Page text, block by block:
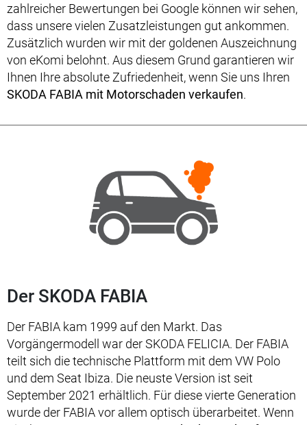
zahlreicher Bewertungen bei Google können wir sehen,
dass unsere vielen Zusatzleistungen gut ankommen.
Zusätzlich wurden wir mit der goldenen Auszeichnung
von eKomi belohnt. Aus diesem Grund garantieren wir
Ihnen Ihre absolute Zufriedenheit, wenn Sie uns Ihren
SKODA FABIA mit Motorschaden verkaufen.
Der SKODA FABIA
Der FABIA kam 1999 auf den Markt. Das
Vorgängermodell war der SKODA FELICIA. Der FABIA
teilt sich die technische Plattform mit dem VW Polo
und dem Seat Ibiza. Die neuste Version ist seit
September 2021 erhältlich. Für diese vierte Generation
wurde der FABIA vor allem optisch überarbeitet. Wenn